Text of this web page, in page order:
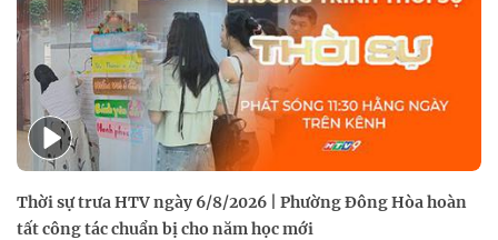
Thời sự trưa HTV ngày 6/8/2026 | Phường Đông Hòa hoàn
tất công tác chuẩn bị cho năm học mới